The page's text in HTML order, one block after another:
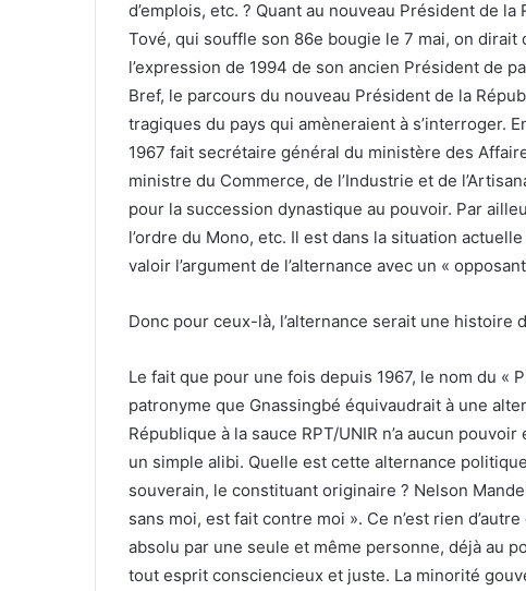
d’emplois, etc. ? Quant au nouveau Président de
Tové, qui souffle son 86e bougie le 7 mai, on dirait
l’expression de 1994 de son ancien Président de
Bref, le parcours du nouveau Président de la
tragiques du pays qui amèneraient à s’interroger.
1967 fait secrétaire général du ministère des
ministre du Commerce, de l’Industrie et de
pour la succession dynastique au pouvoir. Par
l’ordre du Mono, etc. Il est dans la situation
valoir l’argument de l’alternance avec un «
Donc pour ceux-là, l’alternance serait une histoire
Le fait que pour une fois depuis 1967, le nom du «
patronyme que Gnassingbé équivaudrait à une
République à la sauce RPT/UNIR n’a aucun
un simple alibi. Quelle est cette alternance
souverain, le constituant originaire ? Nelson
sans moi, est fait contre moi ». Ce n’est rien
absolu par une seule et même personne, déjà au
tout esprit consciencieux et juste. La minorité